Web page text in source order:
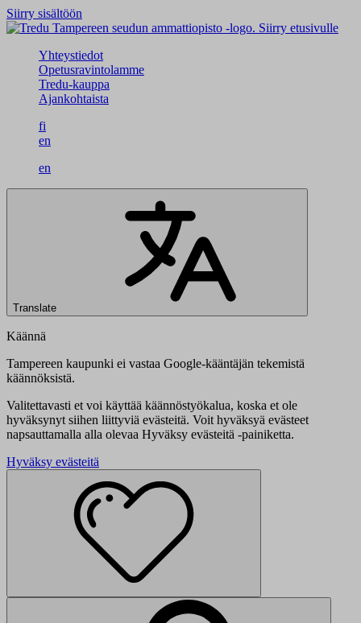
Siirry sisältöön
Siirry etusivulle
Yhteystiedot
Opetusravintolamme
Tredu-kauppa
Ajankohtaista
fi
en
en
Translate
Käännä
Tampereen kaupunki ei vastaa Google-kääntäjän tekemistä
käännöksistä.
Valitettavasti et voi käyttää käännöstyökalua, koska et ole
hyväksynyt siihen liittyviä evästeitä. Voit hyväksyä evästeet
napsauttamalla alla olevaa Hyväksy evästeitä -painiketta.
Hyväksy evästeitä